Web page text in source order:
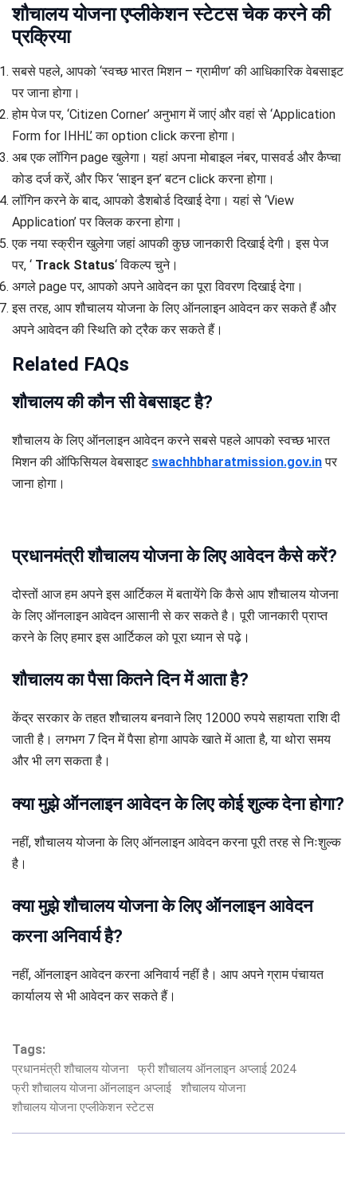
शौचालय योजना एप्लीकेशन स्टेटस चेक करने की
प्रक्रिया
सबसे पहले, आपको ‘स्वच्छ भारत मिशन – ग्रामीण’ की आधिकारिक वेबसाइट
पर जाना होगा।
होम पेज पर, ‘Citizen Corner’ अनुभाग में जाएं और वहां से ‘Application
Form for IHHL’ का option click करना होगा।
अब एक लॉगिन page खुलेगा। यहां अपना मोबाइल नंबर, पासवर्ड और कैप्चा
कोड दर्ज करें, और फिर ‘साइन इन’ बटन click करना होगा।
लॉगिन करने के बाद, आपको डैशबोर्ड दिखाई देगा। यहां से ‘View
Application’ पर क्लिक करना होगा।
एक नया स्क्रीन खुलेगा जहां आपकी कुछ जानकारी दिखाई देगी। इस पेज
पर, ‘ Track Status‘ विकल्प चुने।
अगले page पर, आपको अपने आवेदन का पूरा विवरण दिखाई देगा।
इस तरह, आप शौचालय योजना के लिए ऑनलाइन आवेदन कर सकते हैं और
अपने आवेदन की स्थिति को ट्रैक कर सकते हैं।
Related FAQs
शौचालय की कौन सी वेबसाइट है?
शौचालय के लिए ऑनलाइन आवेदन करने सबसे पहले आपको स्वच्छ भारत
मिशन की ऑफिसियल वेबसाइट swachhbharatmission.gov.inपर
जाना होगा।
प्रधानमंत्री शौचालय योजना के लिए आवेदन कैसे करें?
दोस्तों आज हम अपने इस आर्टिकल में बतायेंगे कि कैसे आप शौचालय योजना
के लिए ऑनलाइन आवेदन आसानी से कर सकते है। पूरी जानकारी प्राप्त
करने के लिए हमार इस आर्टिकल को पूरा ध्यान से पढ़े।
शौचालय का पैसा कितने दिन में आता है?
केंद्र सरकार के तहत शौचालय बनवाने लिए 12000 रुपये सहायता राशि दी
जाती है। लगभग 7 दिन में पैसा होगा आपके खाते में आता है, या थोरा समय
और भी लग सकता है।
क्या मुझे ऑनलाइन आवेदन के लिए कोई शुल्क देना होगा?
नहीं, शौचालय योजना के लिए ऑनलाइन आवेदन करना पूरी तरह से निःशुल्क
है।
क्या मुझे शौचालय योजना के लिए ऑनलाइन आवेदन
करना अनिवार्य है?
नहीं, ऑनलाइन आवेदन करना अनिवार्य नहीं है। आप अपने ग्राम पंचायत
कार्यालय से भी आवेदन कर सकते हैं।
Tags:
प्रधानमंत्री शौचालय योजना
फ्री शौचालय ऑनलाइन अप्लाई 2024
फ्री शौचालय योजना ऑनलाइन अप्लाई
शौचालय योजना
शौचालय योजना एप्लीकेशन स्टेटस